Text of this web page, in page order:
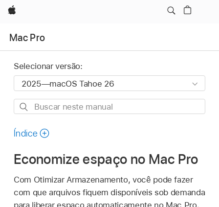
Apple
Mac Pro
Selecionar versão:
Buscar
manual
Índice
Economize espaço no Mac Pro
Com Otimizar Armazenamento, você pode fazer
com que arquivos fiquem disponíveis sob demanda
para liberar espaço automaticamente no Mac Pro.